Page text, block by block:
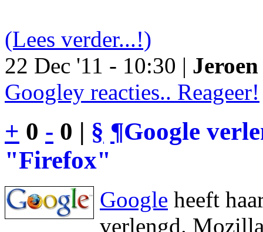
(Lees verder...!)
22 Dec '11 - 10:30 |
Googley reacties.. Reageer!
+ 0 - 0 | § ¶Google
"Firefox"
Google heeft
verlengd.